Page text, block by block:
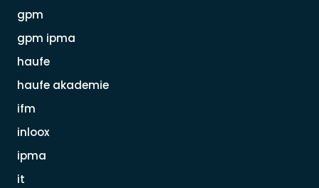
gpm
gpm ipma
haufe
haufe akademie
ifm
inloox
ipma
it